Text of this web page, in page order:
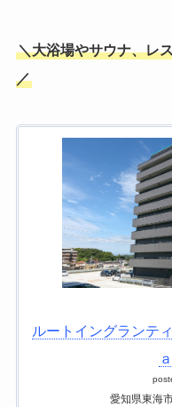
＼大浴場やサウナ、レ
／
ルートイングランテ
愛知県東海